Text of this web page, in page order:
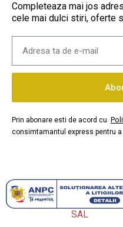
Completeaza mai jos
cele mai dulci stiri, oferte
Prin abonare esti de acord cu
consimtamantul express pentru
SAL